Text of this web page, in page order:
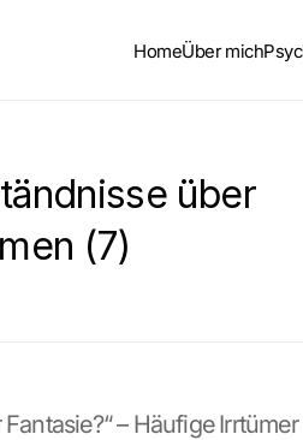
über
(7)
– Häufige
HomeÜber mich